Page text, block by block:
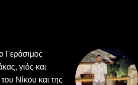
Γεράσιμος
γιός και
Νίκου και της